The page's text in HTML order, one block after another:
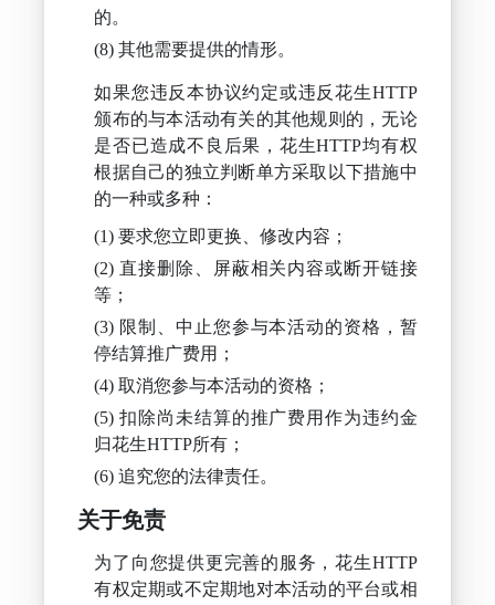
的。
其他需要提供的情形。
如果您违反本协议约定或违反花生HTTP
颁布的与本活动有关的其他规则的，无论
是否已造成不良后果，花生HTTP均有权
根据自己的独立判断单方采取以下措施中
的一种或多种：
要求您立即更换、修改内容；
直接删除、屏蔽相关内容或断开链接
等；
限制、中止您参与本活动的资格，暂
停结算推广费用；
取消您参与本活动的资格；
扣除尚未结算的推广费用作为违约金
归花生HTTP所有；
追究您的法律责任。
关于免责
为了向您提供更完善的服务，花生HTTP
有权定期或不定期地对本活动的平台或相